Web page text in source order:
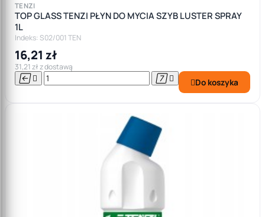
TENZI
TOP GLASS TENZI PŁYN DO MYCIA SZYB LUSTER SPRAY
1L
Indeks: S02/001 TEN
16,21 zł
31,21 zł z dostawą
    Do koszyka